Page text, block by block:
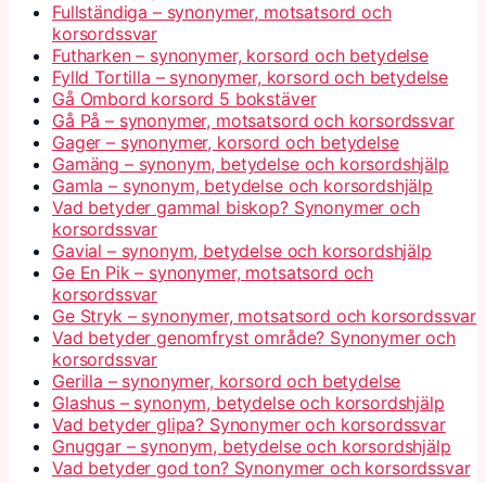
Fullständiga – synonymer, motsatsord och
korsordssvar
Futharken – synonymer, korsord och betydelse
Fylld Tortilla – synonymer, korsord och betydelse
Gå Ombord korsord 5 bokstäver
Gå På – synonymer, motsatsord och korsordssvar
Gager – synonymer, korsord och betydelse
Gamäng – synonym, betydelse och korsordshjälp
Gamla – synonym, betydelse och korsordshjälp
Vad betyder gammal biskop? Synonymer och
korsordssvar
Gavial – synonym, betydelse och korsordshjälp
Ge En Pik – synonymer, motsatsord och
korsordssvar
Ge Stryk – synonymer, motsatsord och korsordssvar
Vad betyder genomfryst område? Synonymer och
korsordssvar
Gerilla – synonymer, korsord och betydelse
Glashus – synonym, betydelse och korsordshjälp
Vad betyder glipa? Synonymer och korsordssvar
Gnuggar – synonym, betydelse och korsordshjälp
Vad betyder god ton? Synonymer och korsordssvar